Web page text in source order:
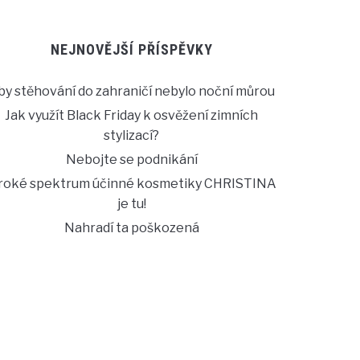
NEJNOVĚJŠÍ PŘÍSPĚVKY
stěhování do zahraničí nebylo noční můrou
Jak využít Black Friday k osvěžení zimních
stylizací?
Nebojte se podnikání
spektrum účinné kosmetiky CHRISTINA
je tu!
Nahradí ta poškozená